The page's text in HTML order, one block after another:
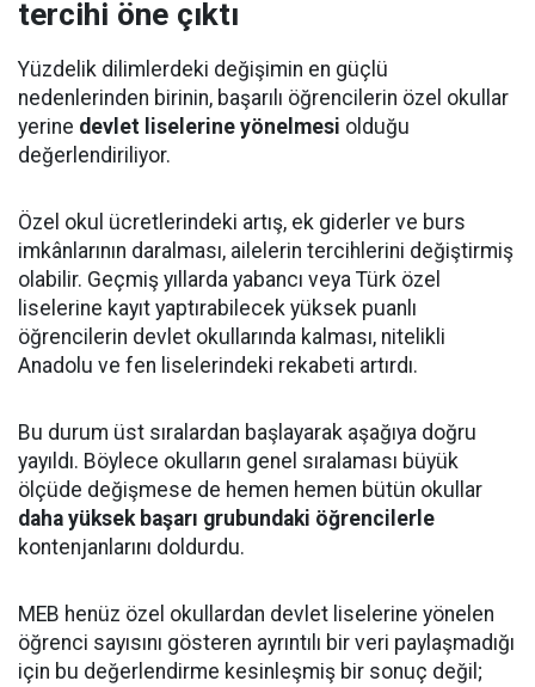
tercihi öne çıktı
Yüzdelik dilimlerdeki değişimin en güçlü
nedenlerinden birinin, başarılı öğrencilerin özel okullar
yerine devlet liselerine yönelmesi olduğu
değerlendiriliyor.
Özel okul ücretlerindeki artış, ek giderler ve burs
imkânlarının daralması, ailelerin tercihlerini değiştirmiş
olabilir. Geçmiş yıllarda yabancı veya Türk özel
liselerine kayıt yaptırabilecek yüksek puanlı
öğrencilerin devlet okullarında kalması, nitelikli
Anadolu ve fen liselerindeki rekabeti artırdı.
Bu durum üst sıralardan başlayarak aşağıya doğru
yayıldı. Böylece okulların genel sıralaması büyük
ölçüde değişmese de hemen hemen bütün okullar
daha yüksek başarı grubundaki öğrencilerle
kontenjanlarını doldurdu.
MEB henüz özel okullardan devlet liselerine yönelen
öğrenci sayısını gösteren ayrıntılı bir veri paylaşmadığı
için bu değerlendirme kesinleşmiş bir sonuç değil;